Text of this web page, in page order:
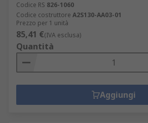
Codice RS 826-1060
Codice costruttore A2S130-AA03-01
Prezzo per 1 unità
85,41 €(IVA esclusa)
Quantità
Aggiungi